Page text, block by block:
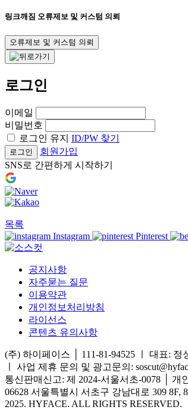
링크깨짐 오류제보 및 커스텀 의뢰
오류제보 및 커스텀 의뢰
로그인
이메일
비밀번호
로그인 유지 ID/PW 찾기
로그인
회원가입
SNS로 간편하게 시작하기
목록
Instagram
Pinterest
공지사항
자주묻는 질문
이용약관
개인정보처리방침
라이선스
콘텐츠 유의사항
(주) 하이페이스 │ 111-81-94525 ㅣ 대표: 정
사업 제휴 문의 및 광고문의:
통신판매신고: 제 2024-서울서초-0078 │ 개
06628 서울특별시 서초구 강남대로 309 8F,
2025. HYFACE. ALL RIGHTS RESERVED.